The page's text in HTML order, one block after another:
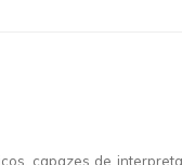
capazes de